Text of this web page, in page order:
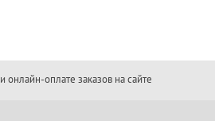
онлайн-оплате заказов на сайте